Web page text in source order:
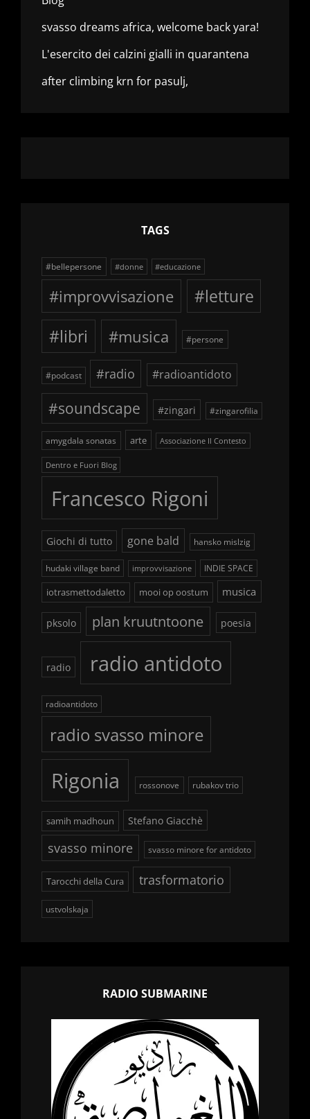
svasso dreams africa, welcome back yara!
L'esercito dei calzini gialli in quarantena
after climbing krn for pasulj,
TAGS
#bellepersone #donne #educazione
#improvvisazione
#letture
#libri
#musica #persone
#podcast #radio #radioantidoto
#soundscape #zingari #zingarofilia
amygdala sonatas arte Associazione Il Contesto
Dentro e Fuori Blog
Francesco Rigoni
Giochi di tutto gone bald hansko mislzig
hudaki village band improvvisazione INDIE SPACE
iotrasmettodaletto mooi op oostum musica
pksolo plan kruutntoone poesia
radio radio antidoto
radioantidoto
radio svasso minore
Rigonia rossonove rubakov trio
samih madhoun Stefano Giacchè
svasso minore svasso minore for antidoto
Tarocchi della Cura trasformatorio
ustvolskaja
RADIO SUBMARINE